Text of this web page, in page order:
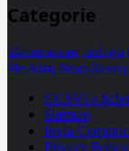
Categorie
alimentazione biologia
Medicina News Ricerca
CCSVI e
Sitemap
Invia
Privacy Policy